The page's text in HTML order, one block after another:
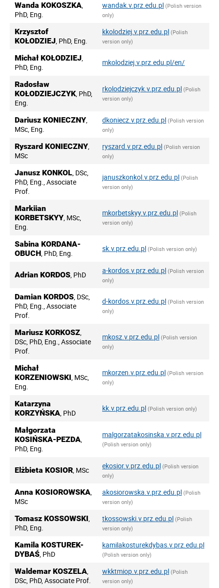
Wanda KOKOSZKA,
PhD, Eng.
wandak.v.prz.edu.pl (Polish version
only)
Krzysztof
KOŁODZIEJ, PhD, Eng.
kkolodziej.v.prz.edu.pl (Polish
version only)
Michał KOŁODZIEJ,
PhD, Eng.
mkolodziej.v.prz.edu.pl/en/
Radosław
KOŁODZIEJCZYK, PhD,
Eng.
rkolodziejczyk.v.prz.edu.pl (Polish
version only)
Dariusz KONIECZNY,
MSc, Eng.
dkoniecz.v.prz.edu.pl (Polish version
only)
Ryszard KONIECZNY,
MSc
ryszard.v.prz.edu.pl (Polish version
only)
Janusz KONKOL, DSc,
PhD, Eng., Associate
Prof.
januszkonkol.v.prz.edu.pl (Polish
version only)
Markiian
KORBETSKYY, MSc,
Eng.
mkorbetskyy.v.prz.edu.pl (Polish
version only)
Sabina KORDANA-
OBUCH, PhD, Eng.
sk.v.prz.edu.pl (Polish version only)
Adrian KORDOS, PhD a-kordos.v.prz.edu.pl (Polish version
only)
Damian KORDOS, DSc,
PhD, Eng., Associate
Prof.
d-kordos.v.prz.edu.pl (Polish version
only)
Mariusz KORKOSZ,
DSc, PhD, Eng., Associate
Prof.
mkosz.v.prz.edu.pl (Polish version
only)
Michał
KORZENIOWSKI, MSc,
Eng.
mkorzen.v.prz.edu.pl (Polish version
only)
Katarzyna
KORZYŃSKA, PhD
kk.v.prz.edu.pl (Polish version only)
Małgorzata
KOSIŃSKA-PEZDA,
PhD, Eng.
malgorzatakosinska.v.prz.edu.pl
(Polish version only)
Elżbieta KOSIOR, MSc ekosior.v.prz.edu.pl (Polish version
only)
Anna KOSIOROWSKA,
MSc
akosiorowska.v.prz.edu.pl (Polish
version only)
Tomasz KOSSOWSKI,
PhD, Eng.
tkossowski.v.prz.edu.pl (Polish
version only)
Kamila KOSTUREK-
DYBAŚ, PhD
kamilakosturekdybas.v.prz.edu.pl
(Polish version only)
Waldemar KOSZELA,
DSc, PhD, Associate Prof.
wkktmiop.v.prz.edu.pl (Polish
version only)